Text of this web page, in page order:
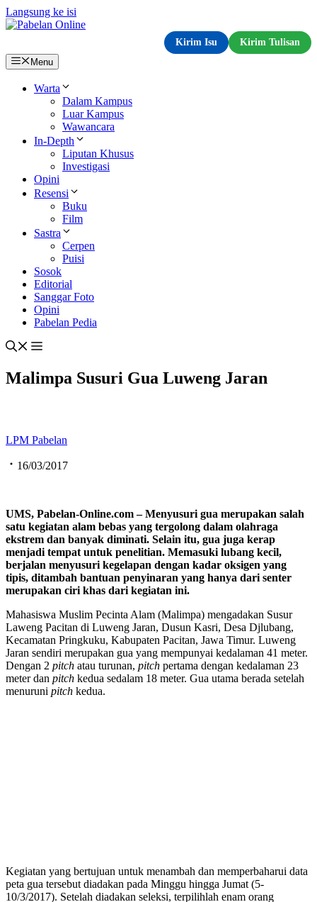
Langsung ke isi
Kirim Isu
Kirim Tulisan
Menu
Warta
Dalam Kampus
Luar Kampus
Wawancara
In-Depth
Liputan Khusus
Investigasi
Opini
Resensi
Buku
Film
Sastra
Cerpen
Puisi
Sosok
Editorial
Sanggar Foto
Opini
Pabelan Pedia
Malimpa Susuri Gua Luweng Jaran
LPM Pabelan
16/03/2017
UMS, Pabelan-Online.com – Menyusuri gua merupakan salah
satu kegiatan alam bebas yang tergolong dalam olahraga
ekstrem dan banyak diminati. Selain itu, gua juga kerap
menjadi tempat untuk penelitian. Memasuki lubang kecil,
berjalan menyusuri kegelapan dengan kadar oksigen yang
tipis, ditambah bantuan penyinaran yang hanya dari senter
merupakan ciri khas dari kegiatan ini.
Mahasiswa Muslim Pecinta Alam (Malimpa) mengadakan Susur
Laweng Pacitan di Luweng Jaran, Dusun Kasri, Desa Djlubang,
Kecamatan Pringkuku, Kabupaten Pacitan, Jawa Timur. Luweng
Jaran sendiri merupakan gua yang mempunyai kedalaman 41 meter.
Dengan 2 pitch atau turunan, pitch pertama dengan kedalaman 23
meter dan pitch kedua sedalam 18 meter. Gua utama berada setelah
menuruni pitch kedua.
Kegiatan yang bertujuan untuk menambah dan memperbaharui data
peta gua tersebut diadakan pada Minggu hingga Jumat (5-
10/3/2017). Setelah diadakan seleksi, terpilihlah enam orang